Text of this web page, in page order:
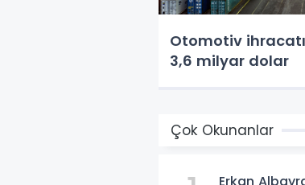
Otomotiv
3,6 milyar dolar
Çok Okunanlar